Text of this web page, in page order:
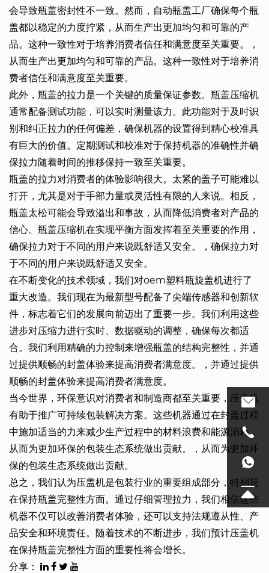
会导致瓶盖密封性不一致。然而，自动瓶盖工厂确保每个瓶
盖都以稳定的力度拧紧，从而生产出更加均匀和可靠的产
品。这种一致性对于培养消费者信任和满意度至关重要。，
从而生产出更加均匀和可靠的产品。这种一致性对于培养消
费者信任和满意度至关重要。
此外，瓶盖的拉力是一个关键的质量保证参数。瓶盖压缩机
通常配备测试功能，可以实时测量该力。此功能对于及时识
别和纠正拉力的任何偏差，确保机器的设置得到精心校准具
有巨大的价值。定期测试和校准对于保持机器的准确性并确
保拉力随着时间的推移保持一致至关重要。
瓶盖的拉力对消费者的体验影响很大。太紧的盖子可能难以
打开，尤其是对于手部力量或灵活性有限的人来说。相反，
瓶盖太松可能会导致溢出和事故，从而降低消费者对产品的
信心。瓶盖压缩机在实现平衡方面发挥着至关重要的作用，
确保拉力对于不同的用户来说既舒适又安全。，确保拉力对
于不同的用户来说既舒适又安全。
在不断变化的技术领域，我们对oem塑料瓶旋盖机进行了
重大改造。我们现在为最新型号配备了尖端传感器和创新软
件，标志着它们的发展向前迈出了重要一步。我们利用这些
进步对压缩力进行实时、数据驱动的调整，确保每次都适
合。我们利用精确的力控制来增强瓶盖的结构完整性，并通
过提供顺畅的封盖体验来提高消费者满意度。，并通过提供
顺畅的封盖体验来提高消费者满意度。
当今世界，环保意识对消费者和制造商都至关重要，压盖机
有助于推广可持续包装解决方案。这些机器通过在封盖过程
中施加适当的力来减少生产过程中的材料浪费和能源消耗，
从而为更加环保的包装生态系统做出贡献。，从而为更加环
保的包装生态系统做出贡献。
总之，我们认为压盖机是包装行业的重要组成部分，特别是
在保持瓶盖完整性方面。通过仔细管理拉力，我们相信这些
机器不仅可以改善消费者体验，还可以支持法规遵从性、产
品安全和环境责任。随着技术的不断进步，我们预计压盖机
在保持瓶盖完整性方面的重要性将会增长。
分享：